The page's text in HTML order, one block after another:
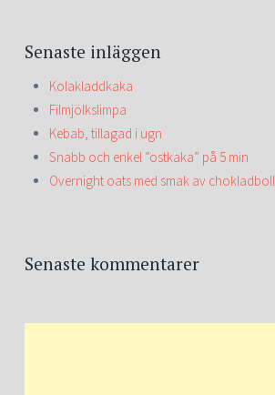
Senaste inläggen
Kolakladdkaka
Filmjölkslimpa
Kebab, tillagad i ugn
Snabb och enkel ”ostkaka” på 5 min
Overnight oats med smak av chokladboll
Senaste kommentarer